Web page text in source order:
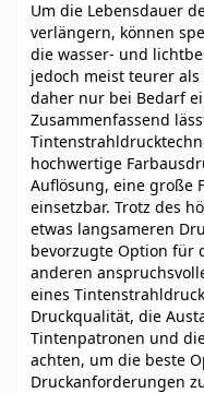
Um die Lebensdauer
verlängern, können
die wasser- und
jedoch meist teurer
daher nur bei Bedarf
Zusammenfassend
hochwertige
Auflösung, eine große
einsetzbar. Trotz des
etwas langsameren
bevorzugte Option für
anderen
eines
Druckqualität, die
Tintenpatronen und
achten, um die beste
Druckanforderungen